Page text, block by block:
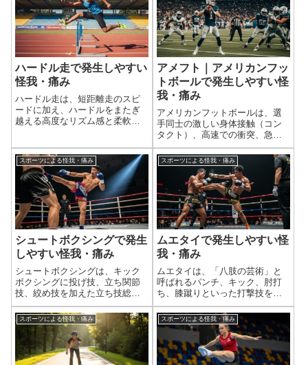
ハードル走で発生しやすい
怪我・痛み
ハードル走は、短距離走のスピ
ードに加え、ハードルをまたぎ
越える高度なリズム感と柔軟
を越える際の股関節の大きな可
動域、着地時の衝撃、そして急
激な加速と減速が身体に大きな
負担をかけます。そ...
アメフト｜アメリカンフッ
トボールで発生しやすい怪
我・痛み
アメリカンフットボールは、選
手同士の激しい身体接触（コン
タクト）、高速での衝突、急激
な方向転換、高所からの着地な
ど、非常に多くの要素が絡み合
う激しいスポーツです。そのた
め、他のスポーツと比べても怪
我の発生率が非常に高く、特に
膝の靭帯損傷、脳...
スポーツによる怪我・痛み
シュートボクシングで発生
しやすい怪我・痛み
シュートボクシングは、キック
ボクシングに投げ技、立ち関節
技、絞め技を加えた立ち技総合
格闘技であり、打撃技と組み技
が複合的に用いられる非常に激
しいコンタクトスポーツです。
そのため、選手間の直接的なコ
ンタクトや、関節への極限的な
負荷、マットへの...
スポーツによる怪我・痛み
ムエタイで発生しやすい怪
我・痛み
ムエタイは、「八肢の芸術」と
呼ばれるパンチ、キック、肘打
ち、膝蹴りといった打撃技を主
体とし、さらに首相撲（クリン
チ）による投げ技や引き倒し、
膝蹴りなどが加わる非常に激し
い全身運動を伴うコンタクトス
ポーツです。そのため、選手間
の直接的なコンタ...
スポーツによる怪我・痛み スポーツによる怪我・痛み